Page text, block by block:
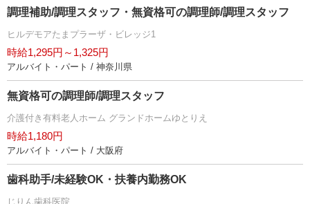
調理補助/調理スタッフ・無資格可の調理師/調理スタッフ
ヒルデモアたまプラーザ・ビレッジ1
時給1,295円～1,325円
アルバイト・パート / 神奈川県
無資格可の調理師/調理スタッフ
介護付き有料老人ホーム グランドホームゆとりえ
時給1,180円
アルバイト・パート / 大阪府
歯科助手/未経験OK・扶養内勤務OK
じりん歯科医院